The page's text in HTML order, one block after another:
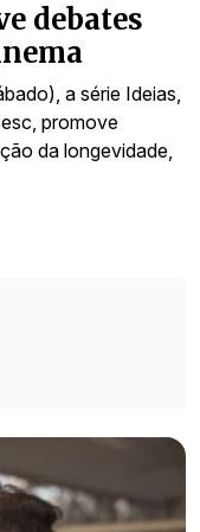
debates
a série Ideias,
promove
da longevidade,